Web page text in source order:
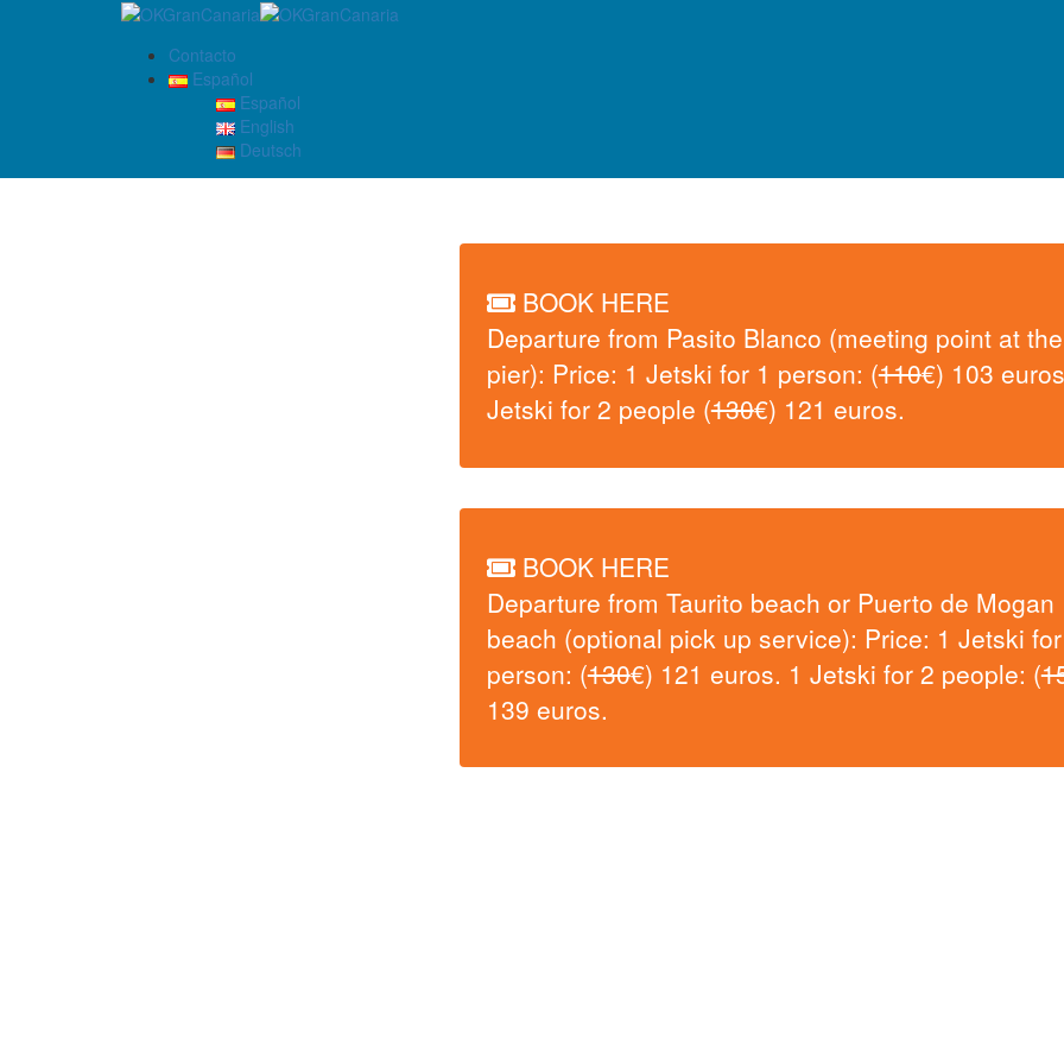
Contacto
Español
Español
English
Deutsch
BOOK HERE
Departure from Pasito Blanco (meeting point at the
pier): Price: 1 Jetski for 1 person: (110€) 103
Jetski for 2 people (130€) 121 euros.
BOOK HERE
Departure from Taurito beach or Puerto de Mogan
beach (optional pick up service): Price: 1 Jetski
person: (130€) 121 euros. 1 Jetski for 2 people: (
139 euros.